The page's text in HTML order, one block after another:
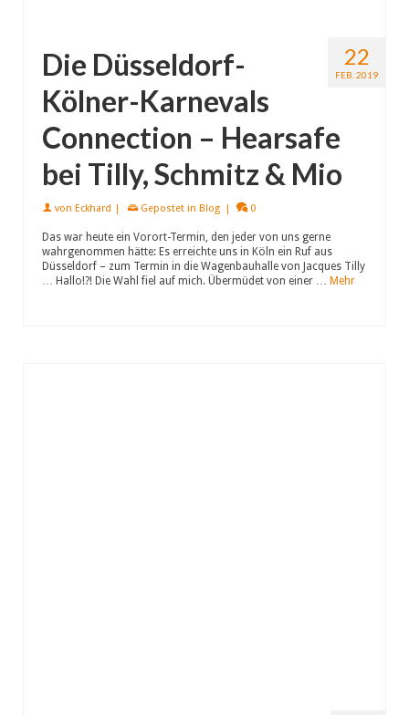
22
FEB. 2019
Die Düsseldorf-
Kölner-Karnevals
Connection – Hearsafe
bei Tilly, Schmitz & Mio
von Eckhard | Gepostet in Blog | 0
Das war heute ein Vorort-Termin, den jeder von uns gerne
wahrgenommen hätte: Es erreichte uns in Köln ein Ruf aus
Düsseldorf – zum Termin in die Wagenbauhalle von Jacques Tilly
… Hallo!?! Die Wahl fiel auf mich. Übermüdet von einer … Mehr